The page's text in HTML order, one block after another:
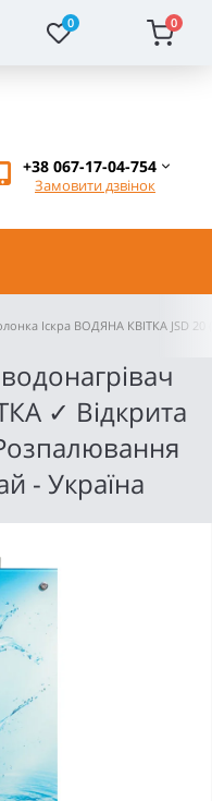
0 0
+38 067-17-04-754
Замовити дзвінок
Іскра ВОДЯНА КВІТКА JSD 20
✓ Відкрита
- Україна